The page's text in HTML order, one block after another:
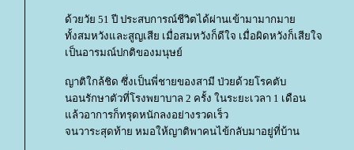
ด้วยวัย 51 ปี ประสบการณ์ชีวิตได้ผ่านเข้ามามากมา
ทั้งสมหวังและสูญเสีย เมื่อสมหวังก็ดีใจ เมื่อผิดหวังก็เสียใจ
เป็นอารมณ์ปกติของมนุษย์
ญาติใกล้ชิด ซึ่งเป็นพี่ชายของสามี ป่วยด้วยโรคตับ
นอนรักษาตัวที่โรงพยาบาล 2 ครั้ง ในระยะเวลา 1 เดือน
ล้วอาการก็ทรุดหนักลงอย่างรวดเร็ว
จนวาระสุดท้าย หมอให้ญาติพาคนไข้กลับมาอยู่ที่บ้าน